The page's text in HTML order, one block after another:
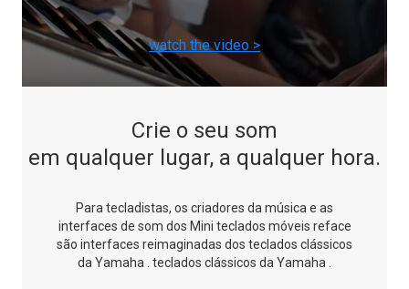
watch the video >
Crie o seu som
em qualquer lugar, a qualquer hora.
Para tecladistas, os criadores da música e as
interfaces de som dos Mini teclados móveis reface
são interfaces reimaginadas dos teclados clássicos
da Yamaha . teclados clássicos da Yamaha .